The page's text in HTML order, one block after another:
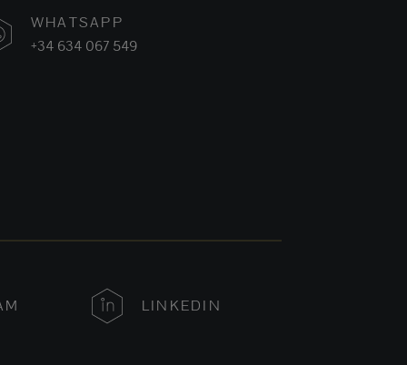
WHATSAPP
+34 634 067 549
LINKEDIN